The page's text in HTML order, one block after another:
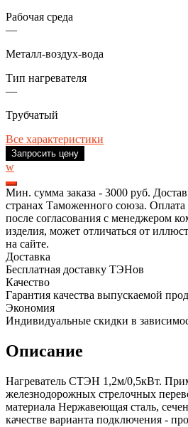
Рабочая среда
—
Металл-воздух-вода
Тип нагревателя
—
Трубчатый
Все характеристики
Запросить цену
w
Мин. сумма заказа - 3000 руб.
странах Таможенного союза. Оплата
после согласования с менеджером
изделия, может отличаться от
на сайте.
Доставка
Бесплатная доставку ТЭНов
Качество
Гарантия качества выпускаемой
Экономия
Индивидуальные скидки в
Описание
Нагреватель СТЭН 1,2м/0,5кВт.
железнодорожных стрелочных
материала Нержавеющая сталь,
качестве варианта подключения -